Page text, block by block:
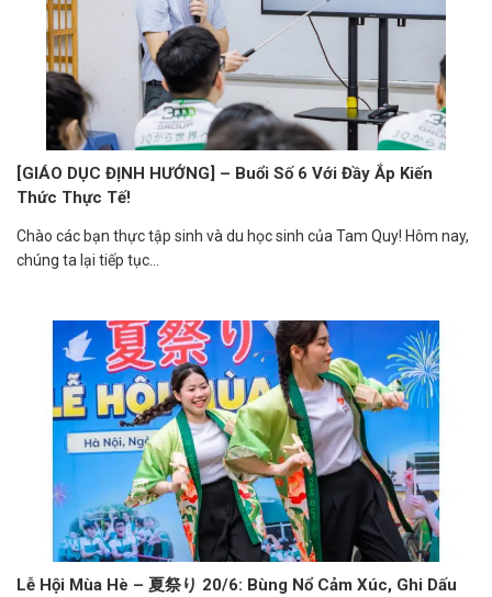
[GIÁO DỤC ĐỊNH HƯỚNG] – Buổi Số 6 Với Đầy Ắp Kiến
Thức Thực Tế!
Chào các bạn thực tập sinh và du học sinh của Tam Quy! Hôm nay,
chúng ta lại tiếp tục...
Lễ Hội Mùa Hè – 夏祭り 20/6: Bùng Nổ Cảm Xúc, Ghi Dấu